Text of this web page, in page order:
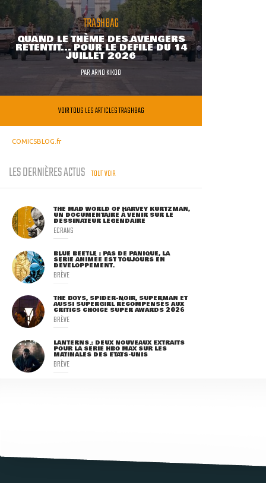
TRASHBAG
QUAND LE THÈME DES AVENGERS
RETENTIT... POUR LE DÉFILÉ DU 14
JUILLET 2026
PARARNO KIKOO
VOIR TOUS LES ARTICLES TRASHBAG
COMICSBLOG.fr
LES DERNIÈRES ACTUS TOUT VOIR
THE MAD WORLD OF HARVEY KURTZMAN,
UN DOCUMENTAIRE À VENIR SUR LE
DESSINATEUR LÉGENDAIRE
ECRANS
BLUE BEETLE : PAS DE PANIQUE, LA
SÉRIE ANIMÉE EST TOUJOURS EN
DÉVELOPPEMENT.
BRÈVE
THE BOYS, SPIDER-NOIR, SUPERMAN ET
AUSSI SUPERGIRL RÉCOMPENSÉS AUX
CRITICS CHOICE SUPER AWARDS 2026
BRÈVE
LANTERNS : DEUX NOUVEAUX EXTRAITS
POUR LA SÉRIE HBO MAX SUR LES
MATINALES DES ETATS-UNIS
BRÈVE